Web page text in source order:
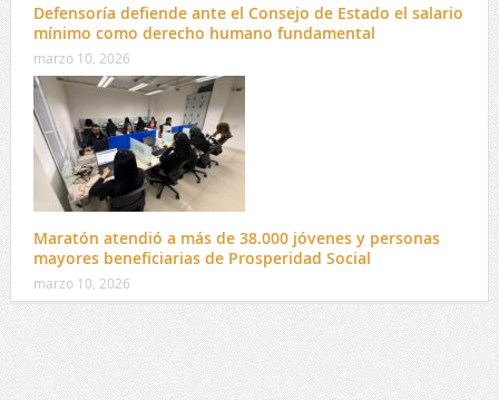
Defensoría defiende ante el Consejo de Estado el salario
mínimo como derecho humano fundamental
marzo 10, 2026
Maratón atendió a más de 38.000 jóvenes y personas
mayores beneficiarias de Prosperidad Social
marzo 10, 2026